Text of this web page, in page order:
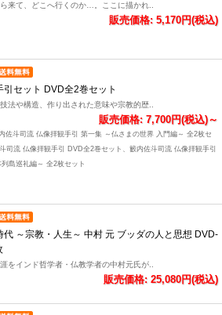
来て、どこへ行くのか…。ここに描かれ..
販売価格: 5,170円(税込)
引セット DVD全2巻セット
法や構造、作り出された意味や宗教的歴..
販売価格: 7,700円(税込)～
佐斗司流 仏像拝観手引 第一集 ～仏さまの世界 入門編～ 全2枚セ
司流 仏像拝観手引 DVD全2巻セット、籔内佐斗司流 仏像拝観手引
島巡礼編～ 全2枚セット
代 ～宗教・人生～ 中村 元 ブッダの人と思想 DVD-
をインド哲学者・仏教学者の中村元氏が..
販売価格: 25,080円(税込)